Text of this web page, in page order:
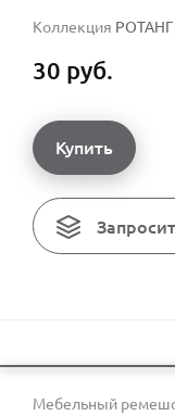
Коллекция
30 руб.
Купить
Мебельный